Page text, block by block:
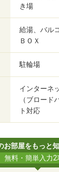
き場
給湯、バル
ＢＯＸ
駐輪場
インターネ
（ブロード
ト対応
お部屋をもっと
無料・簡単入力2